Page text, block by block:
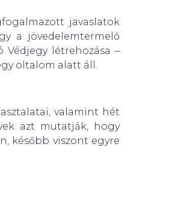
javaslatok
a jövedelemtermelő
létrehozása –
oltalom alatt áll.
valamint hét
azt mutatják, hogy
később viszont egyre